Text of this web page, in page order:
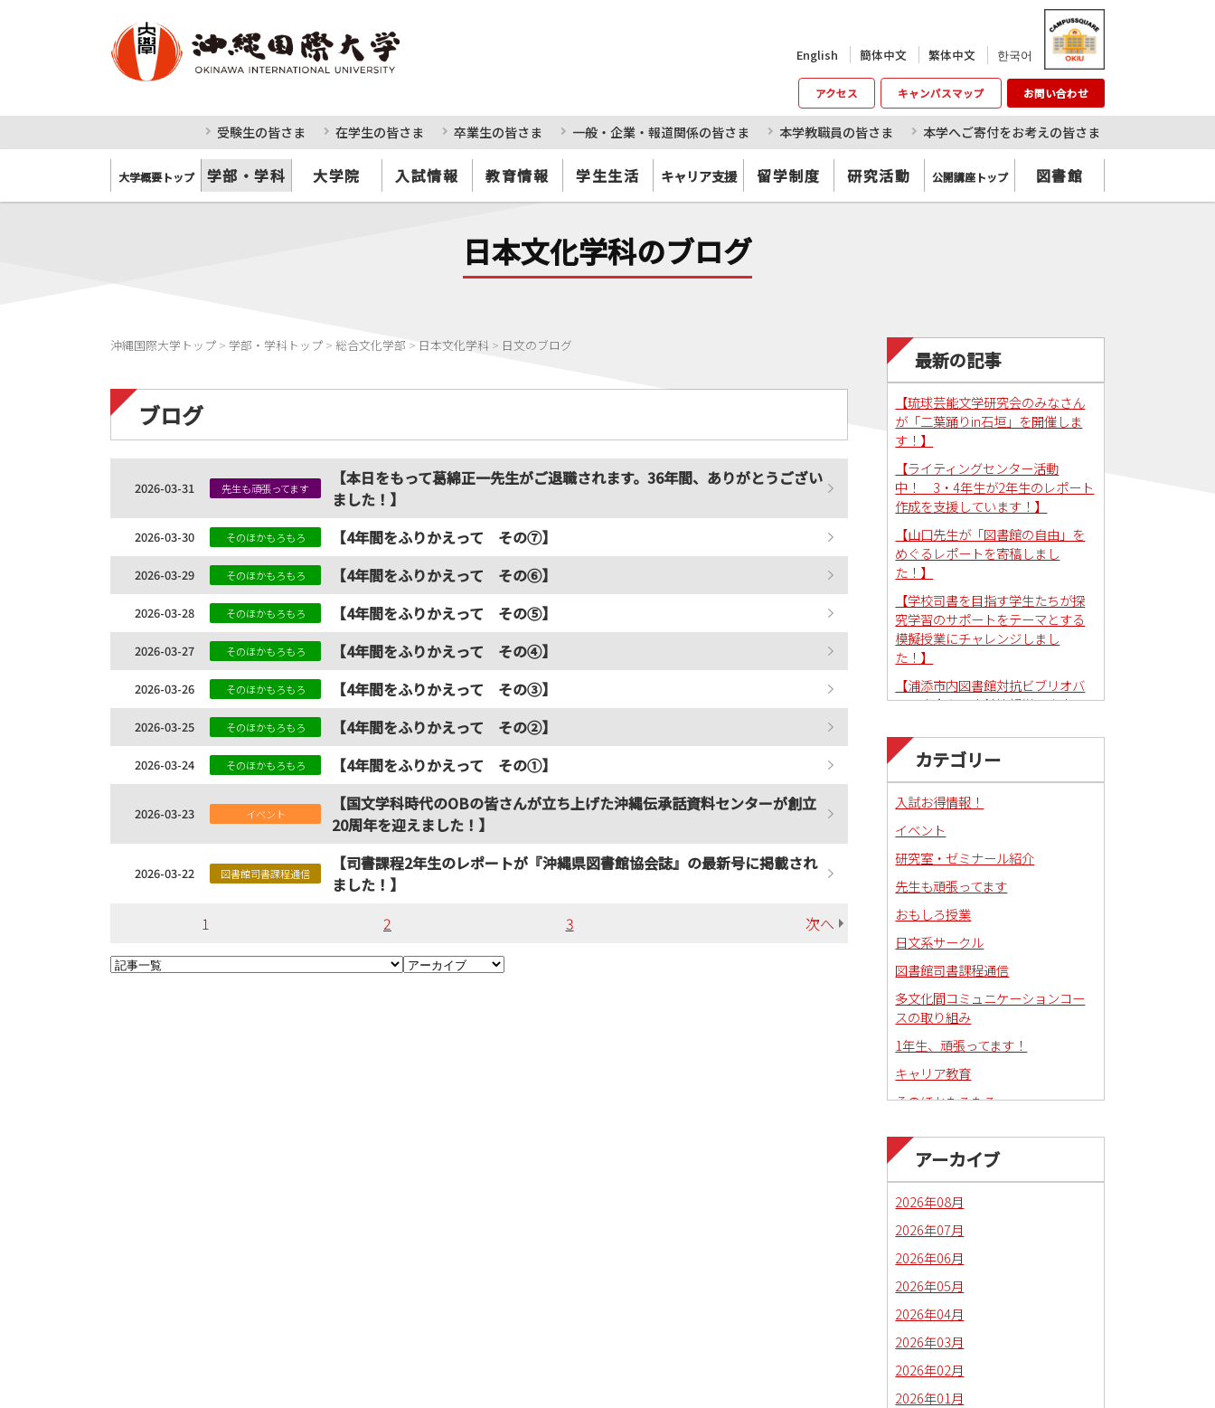
English 簡体中文 繁体中文 한국어
アクセス キャンパスマップ お問い合わせ
受験生の皆さま 在学生の皆さま 卒業生の皆さま 一般・企業・報道関係の皆さま 本学教職員の皆さま 本学へご寄付をお考えの皆さま
大学概要トップ 学部・学科 大学院 入試情報 教育情報 学生生活 キャリア支援 留学制度 研究活動 公開講座トップ 図書館
日本文化学科のブログ
沖縄国際大学トップ > 学部・学科トップ > 総合文化学部 > 日本文化学科 > 日文のブログ
ブログ
2026-03-31 先生も頑張ってます
【本日をもって葛綿正一先生がご退職されます。36年間、ありがとうござい
ました！】
2026-03-30 そのほかもろもろ 【4年間をふりかえって その⑦】
2026-03-29 そのほかもろもろ 【4年間をふりかえって その⑥】
2026-03-28 そのほかもろもろ 【4年間をふりかえって その⑤】
2026-03-27 そのほかもろもろ 【4年間をふりかえって その④】
2026-03-26 そのほかもろもろ 【4年間をふりかえって その③】
2026-03-25 そのほかもろもろ 【4年間をふりかえって その②】
2026-03-24 そのほかもろもろ 【4年間をふりかえって その①】
2026-03-23 イベント
【国文学科時代のOBの皆さんが立ち上げた沖縄伝承話資料センターが創立
20周年を迎えました！】
2026-03-22 図書館司書課程通信
【司書課程2年生のレポートが『沖縄県図書館協会誌』の最新号に掲載され
ました！】
1
2 3 次へ
最新の記事
【琉球芸能文学研究会のみなさん
が「二葉踊りin石垣」を開催しま
す！】
【ライティングセンター活動
中！ 3・4年生が2年生のレポート
作成を支援しています！】
【山口先生が「図書館の自由」を
めぐるレポートを寄稿しまし
た！】
【学校司書を目指す学生たちが探
究学習のサポートをテーマとする
模擬授業にチャレンジしまし
た！】
【浦添市内図書館対抗ビブリオバ
トル大会を図書館情報学研究室で
カテゴリー
入試お得情報！
イベント
研究室・ゼミナール紹介
先生も頑張ってます
おもしろ授業
日文系サークル
図書館司書課程通信
多文化間コミュニケーションコー
スの取り組み
1年生、頑張ってます！
キャリア教育
そのほかもろもろ
日本語教育副専攻課程通信(日本語
琉球沖縄文化コースの取り組み
アーカイブ
2026年08月
2026年07月
2026年06月
2026年05月
2026年04月
2026年03月
2026年02月
2026年01月